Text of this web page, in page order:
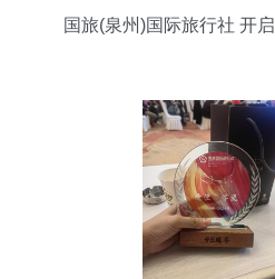
国旅(泉州)国际旅行社 开